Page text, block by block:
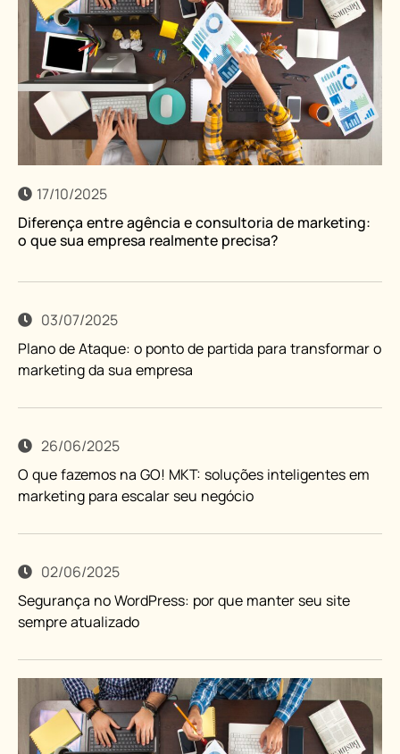
17/10/2025
Diferença entre agência e consultoria de marketing:
o que sua empresa realmente precisa?
03/07/2025
Plano de Ataque: o ponto de partida para transformar o
marketing da sua empresa
26/06/2025
O que fazemos na GO! MKT: soluções inteligentes em
marketing para escalar seu negócio
02/06/2025
Segurança no WordPress: por que manter seu site
sempre atualizado